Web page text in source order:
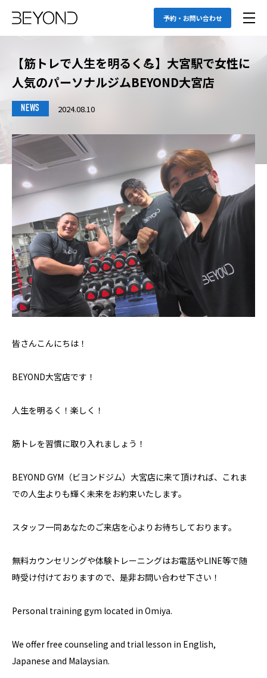
予約・お問い合わせ
【筋トレで人生を明るく💪】大宮駅で女性に
人気のパーソナルジムBEYOND大宮店
NEWS 2024.08.10
皆さんこんにちは！
BEYOND大宮店です！
人生を明るく！楽しく！
筋トレを習慣に取り入れましょう！
BEYOND GYM（ビヨンドジム）大宮店に来て頂ければ、これま
での人生よりも輝く未来をお約束いたします。
スタッフ一同あなたのご来店を心よりお待ちしております。
無料カウンセリングや体験トレーニングはお電話やLINE等で随
時受け付けておりますので、是非お問い合わせ下さい！
Personal training gym located in Omiya.
We offer free counseling and trial lesson in English,
Japanese and Malaysian.